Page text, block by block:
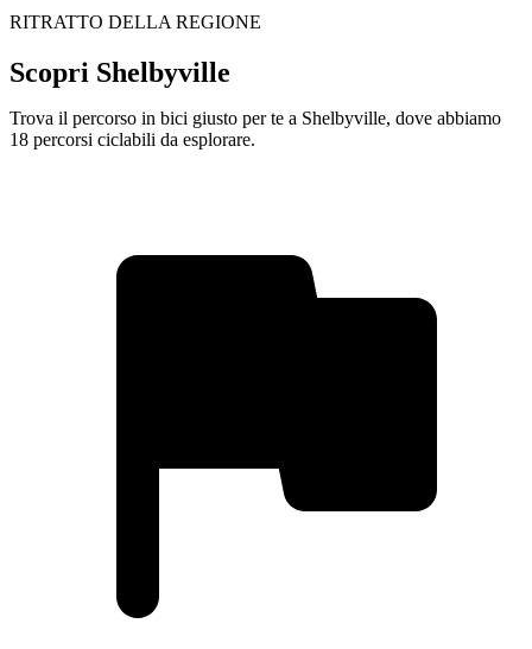
RITRATTO DELLA REGIONE
Scopri Shelbyville
Trova il percorso in bici giusto per te a Shelbyville, dove abbiamo
18 percorsi ciclabili da esplorare.